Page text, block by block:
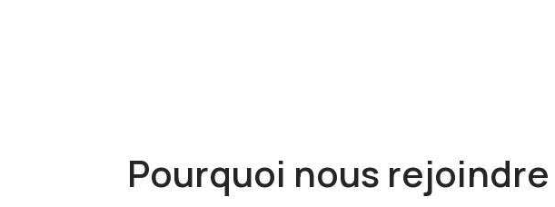
Pourquoi nous rejoindre